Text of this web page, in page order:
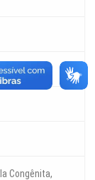
Congênita,